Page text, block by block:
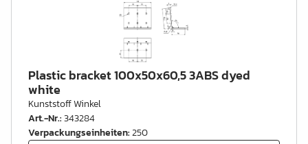
Plastic bracket 100x50x60,5 3ABS dyed
white
Kunststoff Winkel
Art.-Nr.:343284
Verpackungseinheiten:250